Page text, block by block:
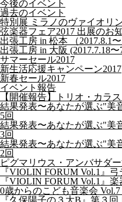
今後のイベント
過去のイベント
特別展 ミラノのヴァイオリン
弦楽器フェア2017 出展のお
出張工房 in 松本 （2017.8.1
出張工房 in 大阪 (2017.7.18〜
サマーセール2017
新生活応援キャンペーン2017
新春セール2017
イベント報告
【開催報告】トリオ・カラ
結果発表〜あなたが選ぶ"美
5回
結果発表〜あなたが選ぶ"美
3回
結果発表〜あなたが選ぶ"美
2回
ピグマリウス・アンバサダ
『VIOLIN FORUM Vol.1』
『VIOLIN FORUM Vol.1』
0歳からのこども音楽会 Vol.7
『久保陽子の３大B』第３回